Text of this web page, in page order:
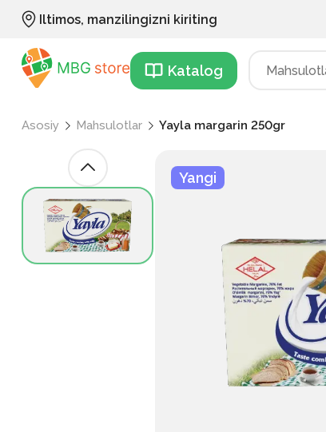
Iltimos, manzilingizni kiriting
Katalog
Asosiy Mahsulotlar Yayla margarin 250gr
Yangi